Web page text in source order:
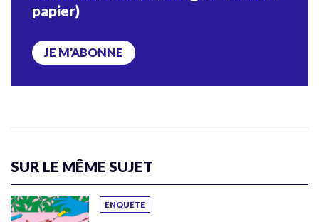
papier)
JE M’ABONNE
SUR LE MÊME SUJET
ENQUÊTE